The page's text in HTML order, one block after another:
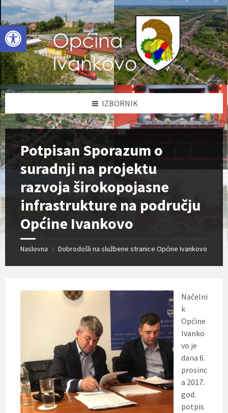
Open toolbar
Skip
to
content
Skip
to
left
sidebar
Skip
to
footer
IZBORNIK
Potpisan Sporazum o
suradnji na projektu
razvoja širokopojasne
infrastrukture na području
Općine Ivankovo
Naslovna / Dobrodošli na službene stranice Općine Ivankovo
Načelni
k
Općine
Ivanko
vo je
dana 6.
prosinc
a 2017.
god.
potpis